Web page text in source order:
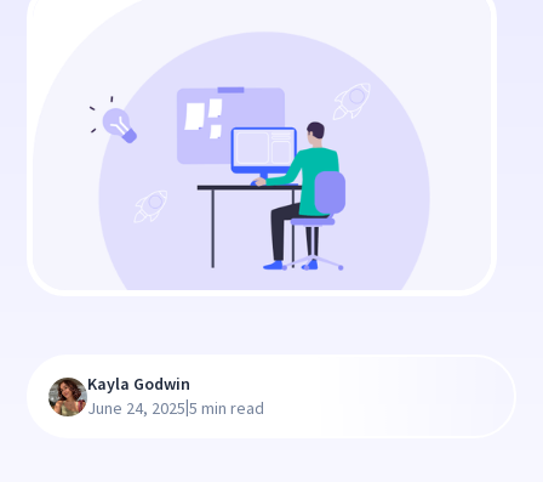
Kayla Godwin
June 24, 2025|5 min read